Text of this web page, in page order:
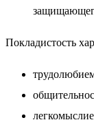
Покладистость